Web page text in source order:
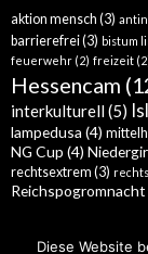
aktion mensch (3)
barrierefrei(3) bistum
feuerwehr (2) freizeit
Hessencam
interkulturell(5)
lampedusa (4)
NG Cup (4)
rechtsextrem (3)
Reichspogromnacht
Diese Website